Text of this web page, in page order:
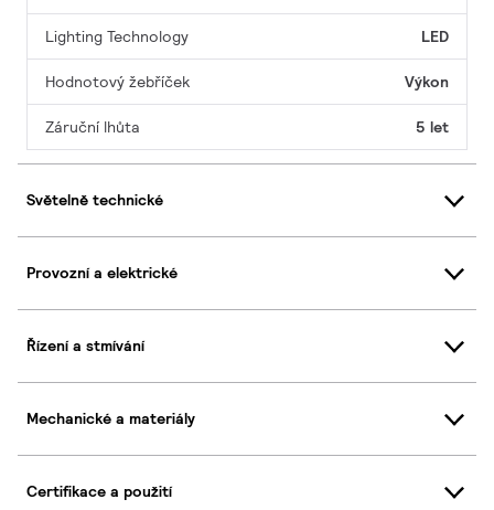
Lighting Technology LED
Hodnotový žebříček Výkon
Záruční lhůta 5 let
Světelně technické
Provozní a elektrické
Řízení a stmívání
Mechanické a materiály
Certifikace a použití